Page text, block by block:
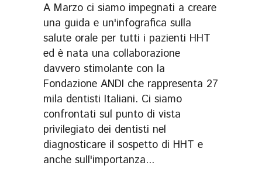
A Marzo ci siamo impegnati a creare
una guida e un'infografica sulla
salute orale per tutti i pazienti HHT
ed è nata una collaborazione
davvero stimolante con la
Fondazione ANDI che rappresenta 27
mila dentisti Italiani. Ci siamo
confrontati sul punto di vista
privilegiato dei dentisti nel
diagnosticare il sospetto di HHT e
anche sull'importanza...